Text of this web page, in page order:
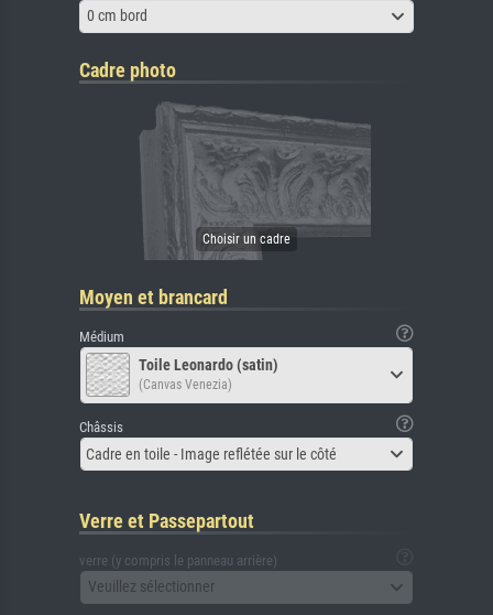
0 cm bord
Cadre photo
Moyen et brancard
Médium
Toile Leonardo (satin)
(Canvas Venezia)
Châssis
Cadre en toile - Image reflétée sur le côté
Verre et Passepartout
verre (y compris le panneau arrière)
Veuillez sélectionner